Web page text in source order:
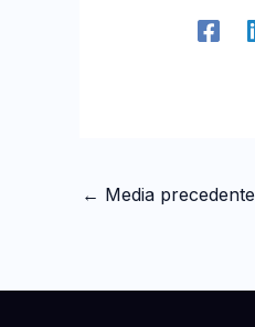
← Media precedente